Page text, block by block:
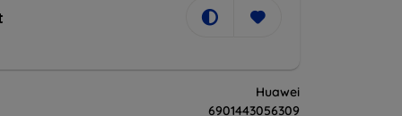
Huawei
6901443056309